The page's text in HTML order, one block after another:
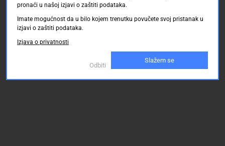
slučaju
požara
male
Prozirni
pronaći u našoj izjavi o zaštiti podataka.
Imate mogućnost da u bilo kojem trenutku povučete svoj pristanak u
izjavi o zaštiti podataka.
Izjava o privatnosti
Odbiti
Slažem se